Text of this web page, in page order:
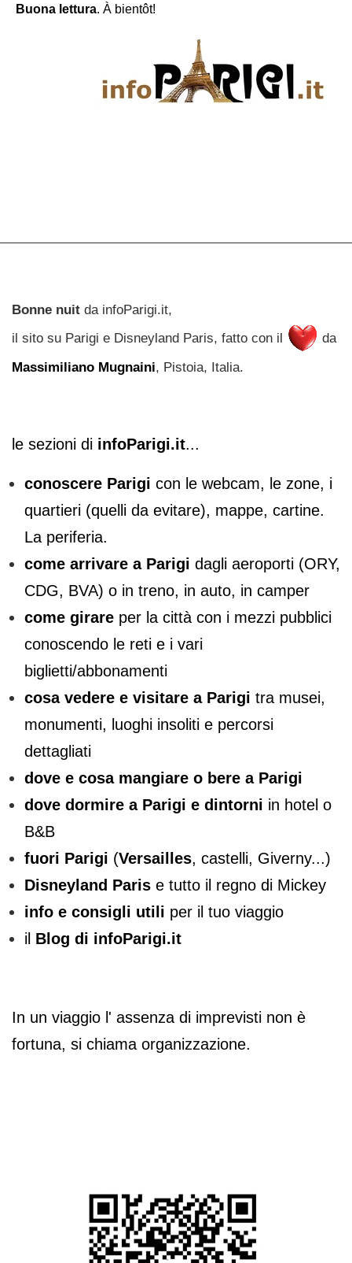
Buona lettura. À bientôt!
Bonne nuit da infoParigi.it,
il sito su Parigi e Disneyland Paris, fatto con il
da
Massimiliano Mugnaini, Pistoia, Italia.
le sezioni di infoParigi.it...
conoscere Parigi con le webcam, le zone, i
quartieri (quelli da evitare), mappe, cartine.
La periferia.
come arrivare a Parigi dagli aeroporti (ORY,
CDG, BVA) o in treno, in auto, in camper
come girare per la città con i mezzi pubblici
conoscendo le reti e i vari
biglietti/abbonamenti
cosa vedere e visitare a Parigi tra musei,
monumenti, luoghi insoliti e percorsi
dettagliati
dove e cosa mangiare o bere a Parigi
dove dormire a Parigi e dintorni in hotel o
B&B
fuori Parigi (Versailles, castelli, Giverny...)
Disneyland Paris e tutto il regno di Mickey
info e consigli utili per il tuo viaggio
il Blog di infoParigi.it
In un viaggio l' assenza di imprevisti non è
fortuna, si chiama organizzazione.